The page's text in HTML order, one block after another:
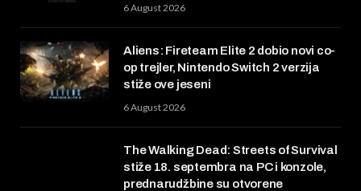
6 August 2026
Aliens: Fireteam Elite 2 dobio novi co-
op trejler, Nintendo Switch 2 verzija
stiže ove jeseni
6 August 2026
The Walking Dead: Streets of Survival
stiže 18. septembra na PC i konzole,
prednarudžbine su otvorene